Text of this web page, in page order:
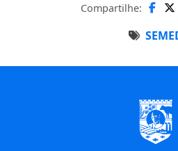
Compartilhe: